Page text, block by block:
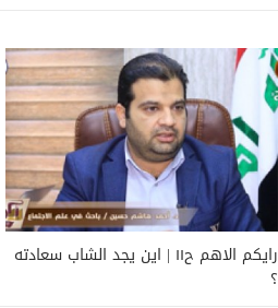
رايكم الاهم ح١١ | اين يجد الشاب سعادته
؟